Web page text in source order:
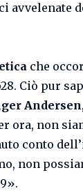
avvelenate
che
Ciò pur
Andersen
ora, non
conto
non